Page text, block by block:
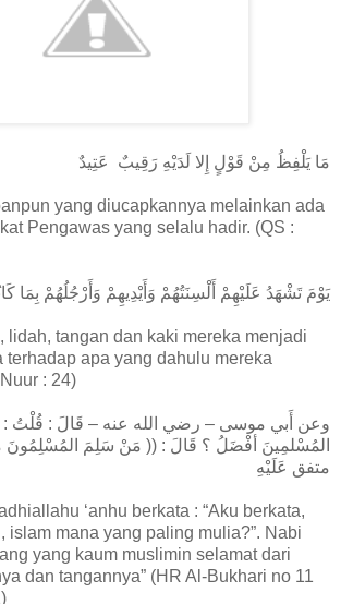
مَا يَلْفِظُ مِنْ قَوْلٍ إِلا لَدَيْهِ رَقِيبٌ عَتِيدٌ
yang diucapkannya melainkan ada
Pengawas yang selalu hadir. (QS :
يَوْمَ تَشْهَدُ عَلَيْهِمْ أَلْسِنَتُهُمْ وَأَيْدِيهِمْ وَأَرْجُلُهُمْ بِمَا
lidah, tangan dan kaki mereka menjadi
terhadap apa yang dahulu mereka
: 24)
المُسْلمِينَ أفْضَلُ ؟ قَالَ : (( مَنْ سَلِمَ المُسْلِمُونَ
متفق عَلَيْهِ
‘anhu berkata : “Aku berkata,
islam mana yang paling mulia?”. Nabi
yang kaum muslimin selamat dari
dan tangannya” (HR Al-Bukhari no 11